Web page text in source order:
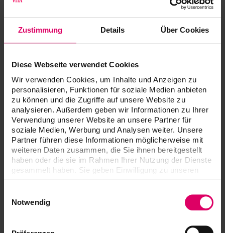
Zustimmung Details Über Cookies
Diese Webseite verwendet Cookies
Wir verwenden Cookies, um Inhalte und Anzeigen zu
personalisieren, Funktionen für soziale Medien anbieten
zu können und die Zugriffe auf unsere Website zu
analysieren. Außerdem geben wir Informationen zu Ihrer
Verwendung unserer Website an unsere Partner für
soziale Medien, Werbung und Analysen weiter. Unsere
Partner führen diese Informationen möglicherweise mit
weiteren Daten zusammen, die Sie ihnen bereitgestellt
haben oder die sie im Rahmen Ihrer Nutzung der Dienste
gesammelt haben. Sie geben Einwilligung zu unseren
Notwendig
VITA YZ STColor, 1 pc.
VITA YZ STMulticolor, 1 pc / 1 pc.
Téléchargements
Les modes d'emploi de nos produits sont
disponibles exclusivement sur notre plateforme
eIFU.